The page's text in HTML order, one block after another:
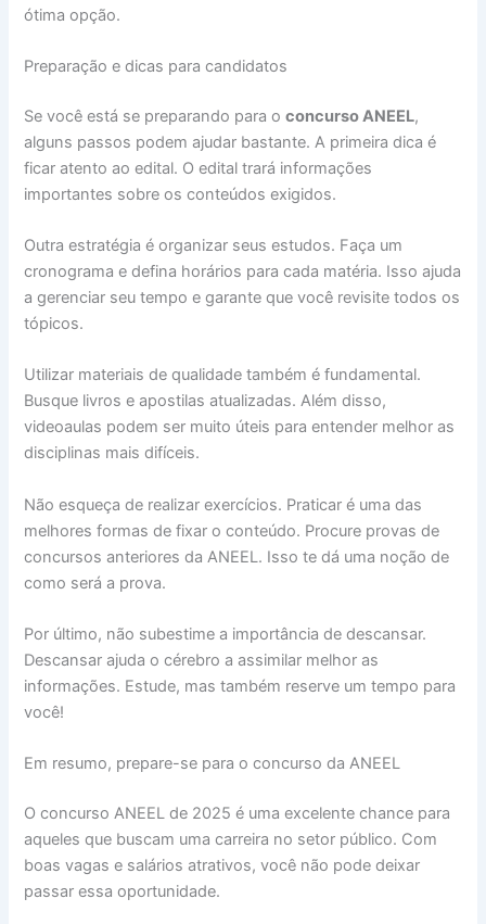
ótima opção.
Preparação e dicas para candidatos
Se você está se preparando para oconcurso ANEEL,
alguns passos podem ajudar bastante. A primeira dica é
ficar atento ao edital. O edital trará informações
importantes sobre os conteúdos exigidos.
Outra estratégia é organizar seus estudos. Faça um
cronograma e defina horários para cada matéria. Isso ajuda
a gerenciar seu tempo e garante que você revisite todos os
tópicos.
Utilizar materiais de qualidade também é fundamental.
Busque livros e apostilas atualizadas. Além disso,
videoaulas podem ser muito úteis para entender melhor as
disciplinas mais difíceis.
Não esqueça de realizar exercícios. Praticar é uma das
melhores formas de fixar o conteúdo. Procure provas de
concursos anteriores da ANEEL. Isso te dá uma noção de
como será a prova.
Por último, não subestime a importância de descansar.
Descansar ajuda o cérebro a assimilar melhor as
informações. Estude, mas também reserve um tempo para
você!
Em resumo, prepare-se para o concurso da ANEEL
O concurso ANEEL de 2025 é uma excelente chance para
aqueles que buscam uma carreira no setor público. Com
boas vagas e salários atrativos, você não pode deixar
passar essa oportunidade.